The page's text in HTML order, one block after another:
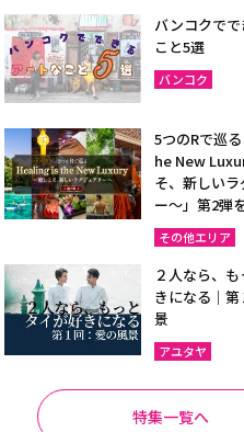
バンコクで
こと5選
バンコク
5つのRで巡
he New
そ、新しいラ
ー〜」第2弾
その他エリア
２人なら、
きになる｜
景
アユタヤ
特集一覧へ